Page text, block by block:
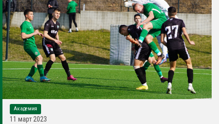
Академия
11 март 2023